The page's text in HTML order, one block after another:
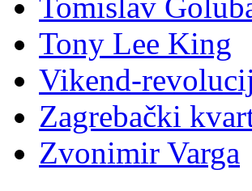
Tomislav
Tony Lee King
Vikend-
Zagrebački
Zvonimir Varga